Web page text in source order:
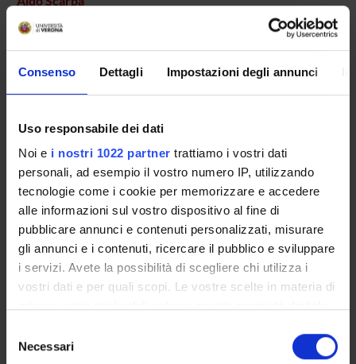
Consenso Dettagli Impostazioni degli annunci
Uso responsabile dei dati
Noi e i nostri 1022 partner trattiamo i vostri dati
personali, ad esempio il vostro numero IP, utilizzando
tecnologie come i cookie per memorizzare e accedere
alle informazioni sul vostro dispositivo al fine di
pubblicare annunci e contenuti personalizzati, misurare
gli annunci e i contenuti, ricercare il pubblico e sviluppare
i servizi. Avete la possibilità di scegliere chi utilizza i
vostri dati e per quali scopi. Le vostre scelte in materia di
modificare o revocare il proprio consenso in qualsiasi
delNecessari
Professore ordinario
ATTIVITÀ
AREE DI RICERCA
GRUPPI DI RICERCA
SEZIONI
DOTTORATI DI RICERCA